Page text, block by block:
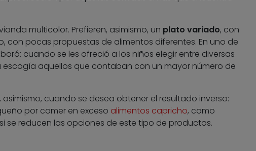
multicolor. Prefieren, asimismo, un plato variado, con
con pocas propuestas de alimentos diferentes. En uno de
cuando se les ofreció a los niños elegir entre diversas
aquellos que contaban con un mayor número de
cuando se desea obtener el resultado inverso:
por comer en exceso alimentos capricho, como
se reducen las opciones de este tipo de productos.